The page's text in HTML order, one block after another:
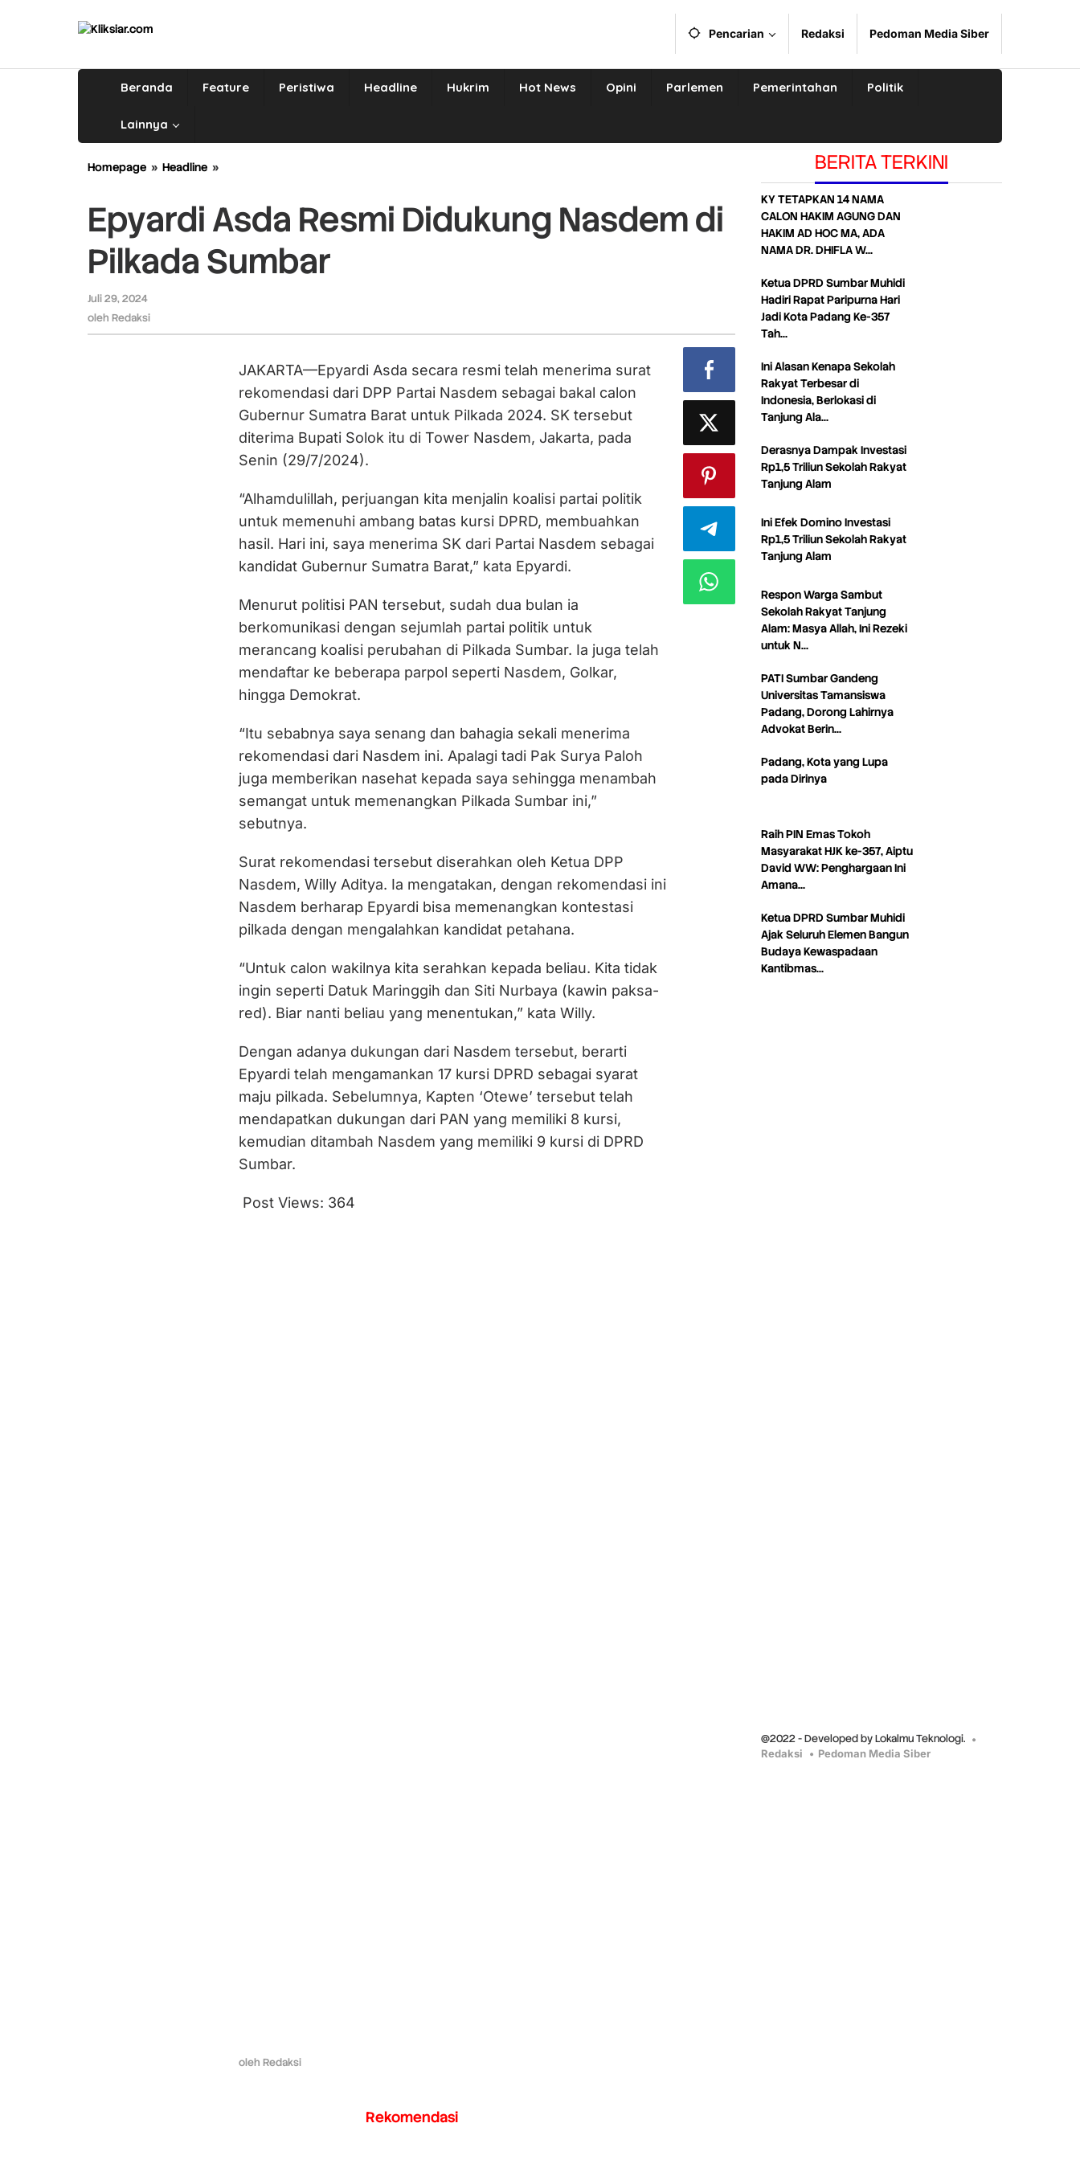
Pencarian Redaksi Pedoman Media Siber
Beranda Feature Peristiwa Headline Hukrim Hot News Opini Parlemen Pemerintahan Politik
Lainnya
Homepage » Headline »
Didukung
Nasdem
di
Pilkada
Epyardi Asda Resmi Didukung Nasdem di
Pilkada Sumbar
Juli 29, 2024
oleh Redaksi
JAKARTA—Epyardi Asda secara resmi telah menerima surat
rekomendasi dari DPP Partai Nasdem sebagai bakal calon
Gubernur Sumatra Barat untuk Pilkada 2024. SK tersebut
diterima Bupati Solok itu di Tower Nasdem, Jakarta, pada
Senin (29/7/2024).
“Alhamdulillah, perjuangan kita menjalin koalisi partai politik
untuk memenuhi ambang batas kursi DPRD, membuahkan
hasil. Hari ini, saya menerima SK dari Partai Nasdem sebagai
kandidat Gubernur Sumatra Barat,” kata Epyardi.
Menurut politisi PAN tersebut, sudah dua bulan ia
berkomunikasi dengan sejumlah partai politik untuk
merancang koalisi perubahan di Pilkada Sumbar. Ia juga telah
mendaftar ke beberapa parpol seperti Nasdem, Golkar,
hingga Demokrat.
“Itu sebabnya saya senang dan bahagia sekali menerima
rekomendasi dari Nasdem ini. Apalagi tadi Pak Surya Paloh
juga memberikan nasehat kepada saya sehingga menambah
semangat untuk memenangkan Pilkada Sumbar ini,”
sebutnya.
Surat rekomendasi tersebut diserahkan oleh Ketua DPP
Nasdem, Willy Aditya. Ia mengatakan, dengan rekomendasi ini
Nasdem berharap Epyardi bisa memenangkan kontestasi
pilkada dengan mengalahkan kandidat petahana.
“Untuk calon wakilnya kita serahkan kepada beliau. Kita tidak
ingin seperti Datuk Maringgih dan Siti Nurbaya (kawin paksa-
red). Biar nanti beliau yang menentukan,” kata Willy.
Dengan adanya dukungan dari Nasdem tersebut, berarti
Epyardi telah mengamankan 17 kursi DPRD sebagai syarat
maju pilkada. Sebelumnya, Kapten ‘Otewe’ tersebut telah
mendapatkan dukungan dari PAN yang memiliki 8 kursi,
kemudian ditambah Nasdem yang memiliki 9 kursi di DPRD
Sumbar.
Post Views: 364
oleh Redaksi
Rekomendasi
BERITA TERKINI
KY TETAPKAN 14 NAMA
CALON HAKIM AGUNG DAN
HAKIM AD HOC MA, ADA
NAMA DR. DHIFLA W…
Ketua DPRD Sumbar Muhidi
Hadiri Rapat Paripurna Hari
Jadi Kota Padang Ke-357
Tah…
Ini Alasan Kenapa Sekolah
Rakyat Terbesar di
Indonesia, Berlokasi di
Tanjung Ala…
Derasnya Dampak Investasi
Rp1,5 Triliun Sekolah Rakyat
Tanjung Alam
Ini Efek Domino Investasi
Rp1,5 Triliun Sekolah Rakyat
Tanjung Alam
Respon Warga Sambut
Sekolah Rakyat Tanjung
Alam: Masya Allah, Ini Rezeki
untuk N…
PATI Sumbar Gandeng
Universitas Tamansiswa
Padang, Dorong Lahirnya
Advokat Berin…
Padang, Kota yang Lupa
pada Dirinya
Raih PIN Emas Tokoh
Masyarakat HJK ke-357, Aiptu
David WW: Penghargaan Ini
Amana…
Ketua DPRD Sumbar Muhidi
Ajak Seluruh Elemen Bangun
Budaya Kewaspadaan
Kantibmas…
@2022 - Developed by Lokalmu Teknologi.
Redaksi Pedoman Media Siber